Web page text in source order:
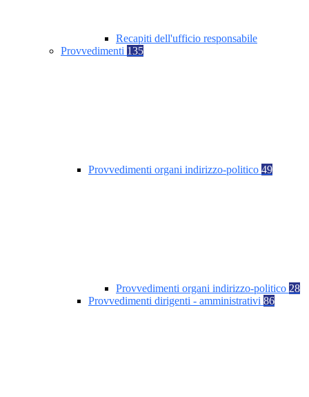
Recapiti dell'ufficio responsabile
Provvedimenti 135
Provvedimenti organi indirizzo-politico 49
Provvedimenti organi indirizzo-politico 28
Provvedimenti dirigenti - amministrativi 86